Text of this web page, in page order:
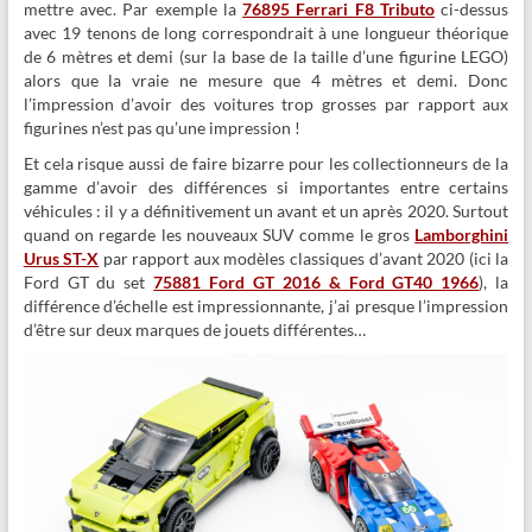
mettre avec. Par exemple la76895 Ferrari F8 Tributoci-dessus
avec 19 tenons de long correspondrait à une longueur théorique
de 6 mètres et demi (sur la base de la taille d’une figurine LEGO)
alors que la vraie ne mesure que 4 mètres et demi. Donc
l’impression d’avoir des voitures trop grosses par rapport aux
figurines n’est pas qu’une impression !
Et cela risque aussi de faire bizarre pour les collectionneurs de la
gamme d’avoir des différences si importantes entre certains
véhicules : il y a définitivement un avant et un après 2020. Surtout
quand on regarde les nouveaux SUV comme le gros Lamborghini
Urus ST-X par rapport aux modèles classiques d’avant 2020 (ici la
Ford GT du set75881 Ford GT 2016 & Ford GT40 1966), la
différence d’échelle est impressionnante, j’ai presque l’impression
d’être sur deux marques de jouets différentes…